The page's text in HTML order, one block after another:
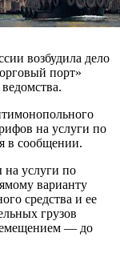
возбудила дело
порт»
на услуги по
в сообщении.
на услуги по
варианту
средства и ее
грузов
— до